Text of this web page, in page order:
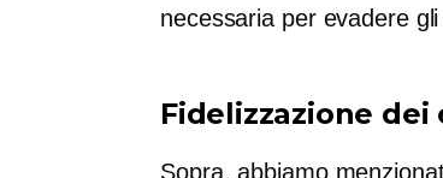
necessaria per evadere
Fidelizzazione dei
Sopra, abbiamo